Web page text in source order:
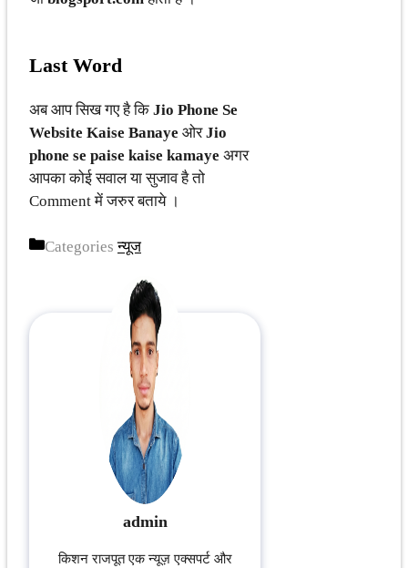
Last Word
अब आप सिख गए है कि Jio Phone Se
Website Kaise Banaye ओरJio
phone se paise kaise kamaye अगर
आपका कोई सवाल या सुजाव है तो
Comment में जरुर बताये ।
Categoriesन्यूज
admin
किशन राजपूत एक न्यूज़ एक्सपर्ट और